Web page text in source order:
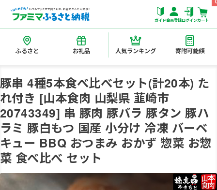
ガイド会員登録ログインカート
ふるさと お礼品 人気ランキング 寄附可能額
豚串 4種5本食べ比べセット(計20本) た
れ付き [山本食肉 山梨県 韮崎市
20743349] 串 豚肉 豚バラ 豚タン 豚ハ
ラミ 豚白もつ 国産 小分け 冷凍 バーベ
キュー BBQ おつまみ おかず 惣菜 お惣
菜 食べ比べ セット